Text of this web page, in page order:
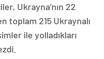
Ukrayna’nın 22
toplam 215 Ukraynalı
ile yolladıkları